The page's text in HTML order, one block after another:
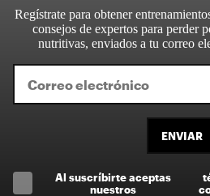
Regístrate para obtener
consejos de expertos para perder
nutritivas, enviados a tu correo
ENVIAR
Al suscríbirte aceptas
nuestros